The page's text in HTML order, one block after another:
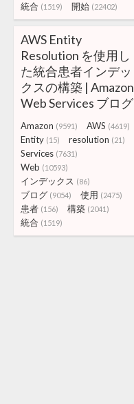
統合 (1519) 開始 (22402)
AWS Entity
Resolution を使用し
た統合患者インデッ
クスの構築 | Amazon
Web Services ブログ
Amazon (9591) AWS (4619)
Entity (15) resolution (21)
Services (7631)
Web (10593)
インデックス (86)
ブログ (9054) 使用 (2475)
患者 (156) 構築 (2041)
統合 (1519)